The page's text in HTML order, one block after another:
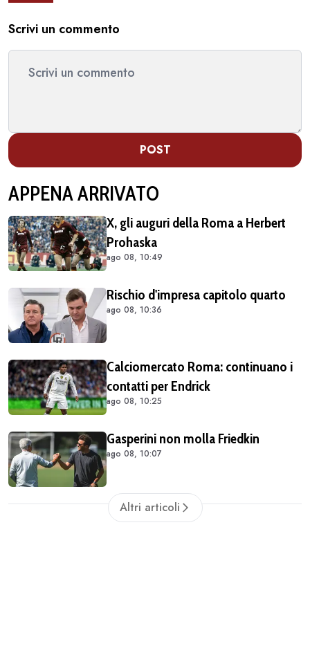
Scrivi un commento
POST
APPENA ARRIVATO
X, gli auguri della Roma a Herbert
Prohaska
ago 08, 10:49
Rischio d'impresa capitolo quarto
ago 08, 10:36
Calciomercato Roma: continuano i
contatti per Endrick
ago 08, 10:25
Gasperini non molla Friedkin
ago 08, 10:07
Altri articoli